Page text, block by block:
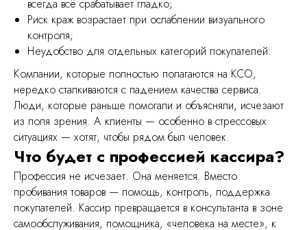
всегда всё срабатывает гладко;
Риск краж возрастает при ослаблении визуального
контроля;
Неудобство для отдельных категорий покупателей.
Компании, которые полностью полагаются на КСО,
нередко сталкиваются с падением качества сервиса.
Люди, которые раньше помогали и объясняли, исчезают
из поля зрения. А клиенты — особенно в стрессовых
ситуациях — хотят, чтобы рядом был человек.
Что будет с профессией кассира?
Профессия не исчезает. Она меняется. Вместо
пробивания товаров — помощь, контроль, поддержка
покупателей. Кассир превращается в консультанта в зоне
самообслуживания, помощника, «человека на месте», к
info@ruqi.ru
Контакты
О сервисе
Персонал
Частые вопросы
Меню
Рассчитать стоимость
Блог